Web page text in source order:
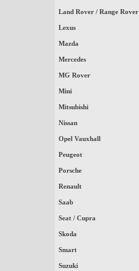
Land Rover / Range Rover
Lexus
Mazda
Mercedes
MG Rover
Mini
Mitsubishi
Nissan
Opel Vauxhall
Peugeot
Porsche
Renault
Saab
Seat / Cupra
Skoda
Smart
Suzuki